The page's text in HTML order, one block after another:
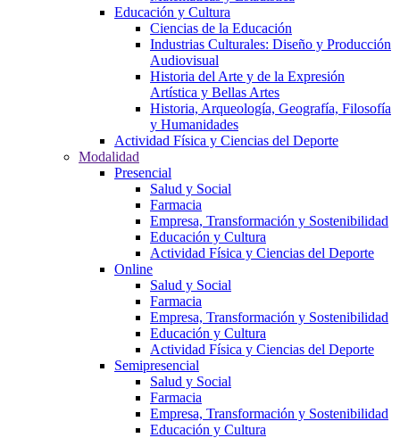
Educación y Cultura
Ciencias de la Educación
Industrias Culturales: Diseño y Producción
Audiovisual
Historia del Arte y de la Expresión
Artística y Bellas Artes
Historia, Arqueología, Geografía, Filosofía
y Humanidades
Actividad Física y Ciencias del Deporte
Modalidad
Presencial
Salud y Social
Farmacia
Empresa, Transformación y Sostenibilidad
Educación y Cultura
Actividad Física y Ciencias del Deporte
Online
Salud y Social
Farmacia
Empresa, Transformación y Sostenibilidad
Educación y Cultura
Actividad Física y Ciencias del Deporte
Semipresencial
Salud y Social
Farmacia
Empresa, Transformación y Sostenibilidad
Educación y Cultura